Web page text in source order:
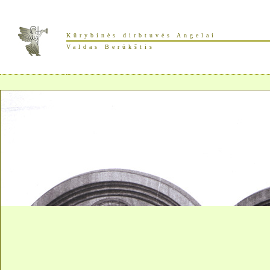
Kūrybinės dirbtuvės Angelai
Valdas Berūkštis